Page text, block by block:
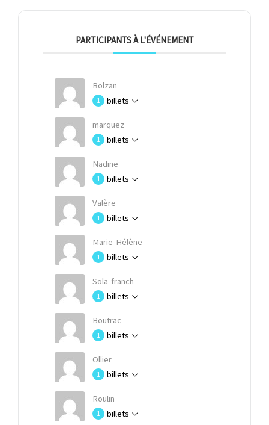
PARTICIPANTS À L'ÉVÉNEMENT
Bolzan
1 billets
marquez
1 billets
Nadine
1 billets
Valère
1 billets
Marie-Hélène
1 billets
Sola-franch
1 billets
Boutrac
1 billets
Ollier
1 billets
Roulin
1 billets